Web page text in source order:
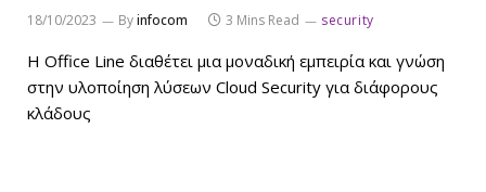
18/10/2023 Byinfocom 3 Mins Read security
Η Office Line διαθέτει μια μοναδική εμπειρία και γνώση
στην υλοποίηση λύσεων Cloud Security για διάφορους
κλάδους